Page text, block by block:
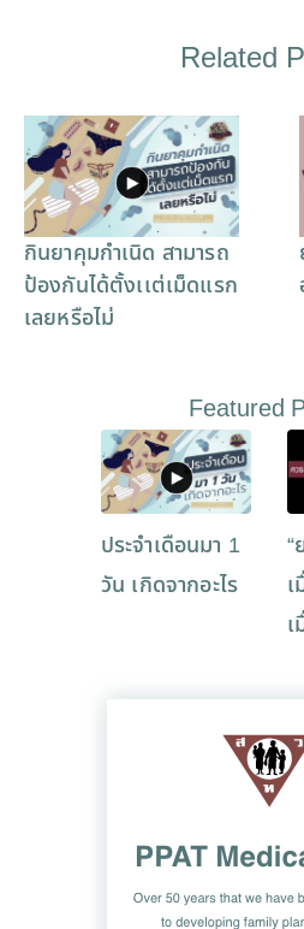
Related
กินยาคุมกำเนิด สามารถ
ป้องกันได้ตั้งเเต่เม็ดแรก
เลยหรือไม่
Featured
ประจำเดือนมา 1
วัน เกิดจากอะไร